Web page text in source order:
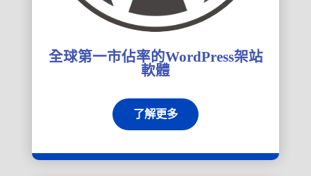
全球第一市佔率的WordPress架站
軟體
了解更多